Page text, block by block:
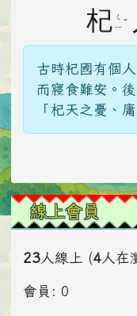
杞 ㄑ
ㄧ ˇ
古時杞國有個
而寢食難安。
「杞天之憂、
線上會員
23 人線上 (4 人在
會員: 0